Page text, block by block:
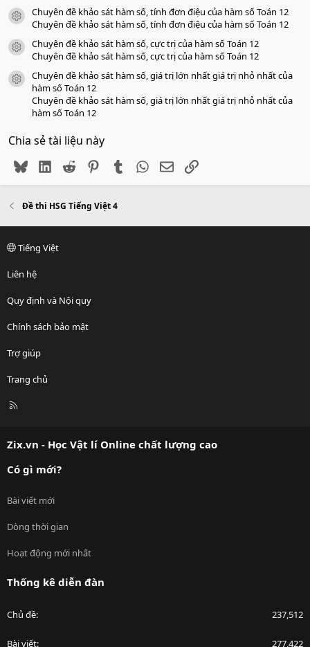
icon tài liệu
Chuyên đề khảo sát hàm số, tính đơn điệu của hàm số Toán 12
Chuyên đề khảo sát hàm số, tính đơn điệu của hàm số Toán 12
icon tài liệu
Chuyên đề khảo sát hàm số, cực trị của hàm số Toán 12
Chuyên đề khảo sát hàm số, cực trị của hàm số Toán 12
icon tài liệu
Chuyên đề khảo sát hàm số, giá trị lớn nhất giá trị nhỏ nhất của
hàm số Toán 12
Chuyên đề khảo sát hàm số, giá trị lớn nhất giá trị nhỏ nhất của
hàm số Toán 12
Chia sẻ tài liệu này
BlueskyLinkedIn
Reddit PinterestTumblr WhatsApp
EmailLink
Đề thi HSG Tiếng Việt 4
Tiếng Việt
Liên hệ
Quy định và Nội quy
Chính sách bảo mật
Trợ giúp
Trang chủ
R
Zix.vn - Học Vật lí Online chất lượng cao
Có gì mới?
Bài viết mới
Dòng thời gian
Hoạt động mới nhất
Thống kê diễn đàn
Chủ đề 237,512
Bài viết 277,422